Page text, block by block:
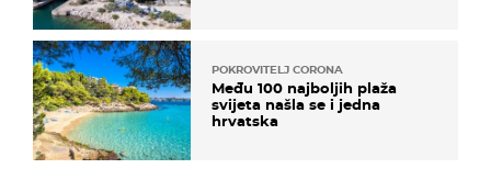
POKROVITELJ CORONA
Među 100 najboljih plaža
svijeta našla se i jedna
hrvatska